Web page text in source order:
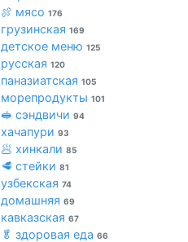
🍖 мясо 176
грузинская 169
детское меню 125
русская 120
паназиатская 105
морепродукты 101
🥪 сэндвичи 94
хачапури 93
🥟 хинкали 85
🥩 стейки 81
узбекская 74
домашняя 69
кавказская 67
🥬 здоровая еда 66